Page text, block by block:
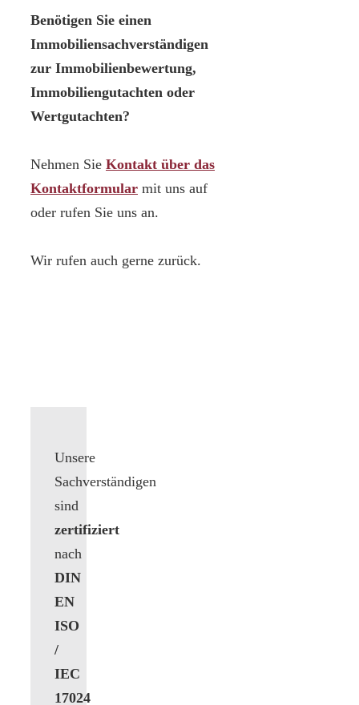
Benötigen Sie einen
Immobiliensachverständigen
zur Immobilienbewertung,
Immobiliengutachten oder
Wertgutachten?
Nehmen Sie Kontakt über das
Kontaktformular mit uns auf
oder rufen Sie uns an.
Wir rufen auch gerne zurück.
Unsere
Sachverständigen
sind
zertifiziert
nach
DIN
EN
ISO
/
IEC
17024